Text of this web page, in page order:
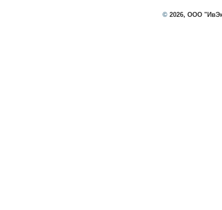
©2026, ООО